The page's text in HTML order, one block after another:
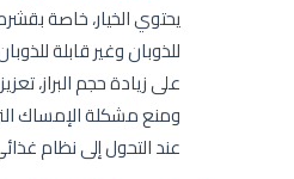
يحتوي الخيار، خاصة
للذوبان وغير قابلة
على زيادة حجم البراز،
ومنع مشكلة الإمساك
عند التحول إلى نظام